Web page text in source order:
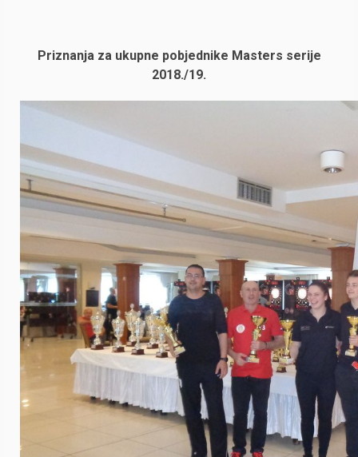
Priznanja za ukupne pobjednike Masters serije
2018./19.